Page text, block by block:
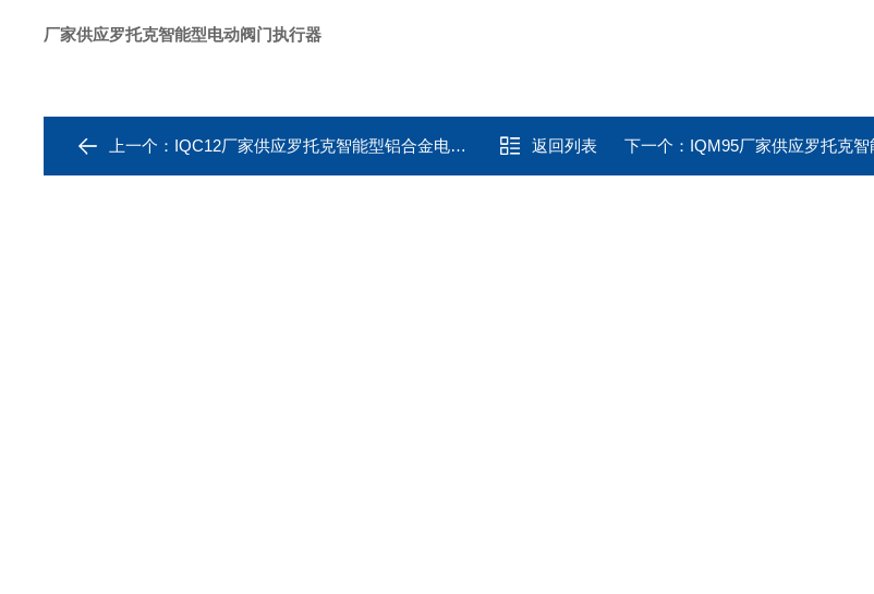
厂家供应罗托克智能型电动阀门执行器
上一个： IQC12厂家供应罗托克智能型铝合金电动执行器 返回列表 下一个： IQM95厂家供应罗托克智能型